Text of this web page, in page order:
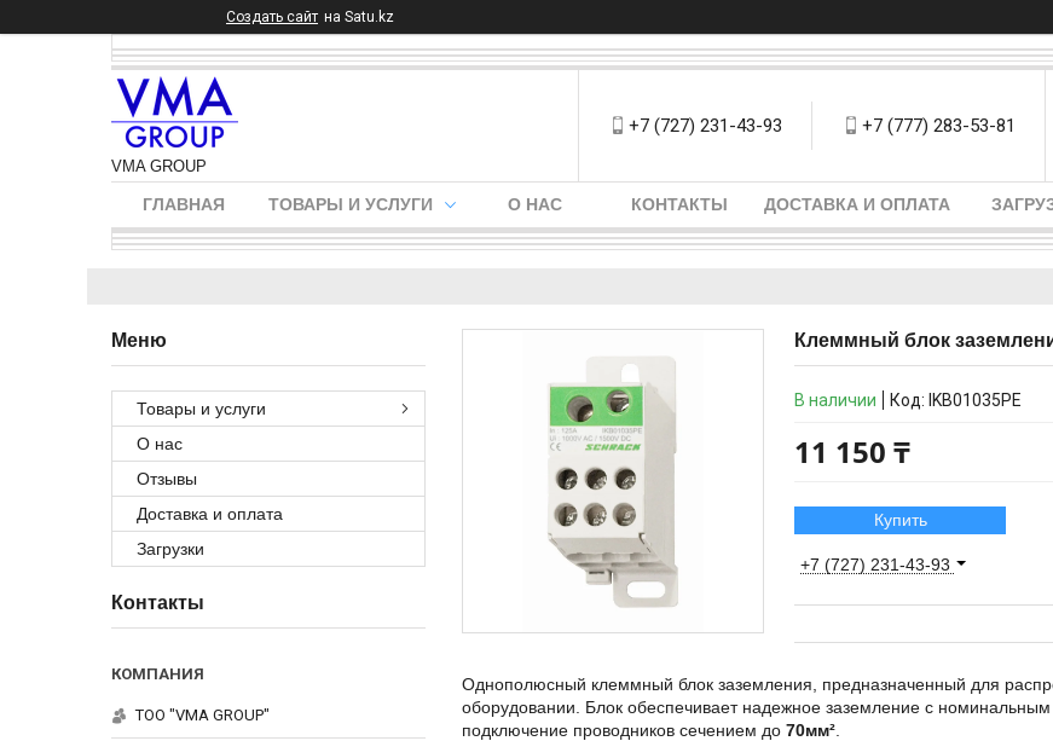
Создать сайт на Satu.kz
VMA GROUP
+7 (727) 231-43-93 +7 (777) 283-53-81
ГЛАВНАЯ ТОВАРЫ И УСЛУГИ О НАС КОНТАКТЫ ДОСТАВКА И ОПЛАТА
Клеммный блок
В наличии Код: IKB01035PE
11 150 ₸
Купить
+7 (727) 231-43-93
Однополюсный клеммный блок заземления, предназначенный для
оборудовании. Блок обеспечивает надежное заземление с номинальным
подключение проводников сечением до 70мм²
Товары и услуги
О нас
Отзывы
Доставка и оплата
Загрузки
Контакты
ТОО "VMA GROUP"